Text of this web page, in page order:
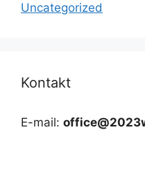
Uncategorized
Kontakt
E-mail: